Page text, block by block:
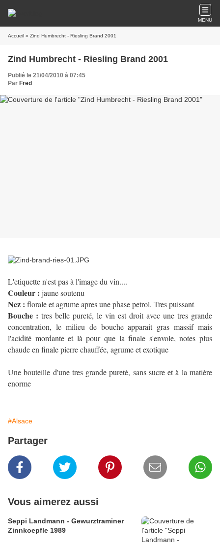
MENU
Accueil » Zind Humbrecht - Riesling Brand 2001
Zind Humbrecht - Riesling Brand 2001
Publié le 21/04/2010 à 07:45
Par Fred
L'etiquette n'est pas à l'image du vin....
Couleur : jaune soutenu
Nez : florale et agrume apres une phase petrol. Tres puissant
Bouche : tres belle pureté, le vin est droit avec une tres grande
concentration, le milieu de bouche apparait gras massif mais
l'acidité mordante et là pour que la finale s'envole, notes plus
chaude en finale pierre chauffée, agrume et exotique
Une bouteille d'une tres grande pureté, sans sucre et à la matière
enorme
#Alsace
Partager
Vous aimerez aussi
Seppi Landmann - Gewurztraminer
Zinnkoepfle 1989